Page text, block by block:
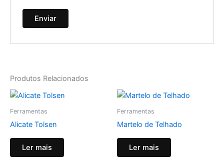
Produtos Relacionados
Ferramentas
Alicate Tolsen
Ler mais
Ferramentas
Martelo de Telhado
Ler mais